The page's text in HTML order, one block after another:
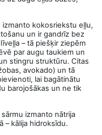
izmanto kokosriekstu eļļu,
un ir gandrīz bez
– tā piešķir ziepēm
par augu taukiem un
stingru struktūru. Citas
avokado) un tā
lai bagātinātu
barojošākas un ne tik
izmanto nātrija
– kālija hidroksīdu.